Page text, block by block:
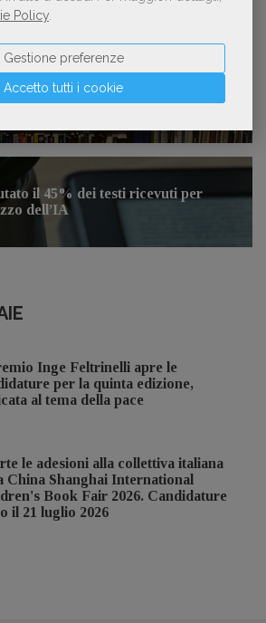
Policy
Accetto tutti i cookie
Gestione preferenze
quality, Over-Produced: cosa
libri scritti con l'IA che
il 45% dei testi ricevuti per
dell’IA
Inge Feltrinelli apre le
per la quinta edizione,
al tema della pace
le adesioni alla collettiva italiana
China Shanghai International
Book Fair 2026. Candidature
il 21 luglio 2026